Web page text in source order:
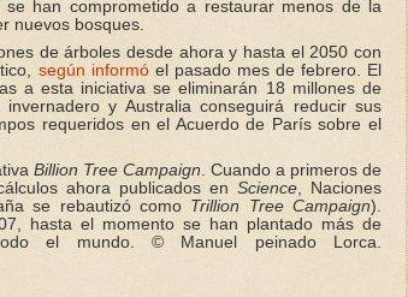
han comprometido a restaurar menos de la
nuevos bosques.
de árboles desde ahora y hasta el 2050 con
según informóel pasado mes de febrero. El
a esta iniciativa se eliminarán 18 millones de
y Australia conseguirá reducir sus
requeridos en el Acuerdo de París sobre el
Billion Tree Campaign . Cuando a primeros de
ahora publicados en Science , Naciones
se rebautizó como Trillion Tree Campaign).
hasta el momento se han plantado más de
el mundo. ©Manuel peinado Lorca.